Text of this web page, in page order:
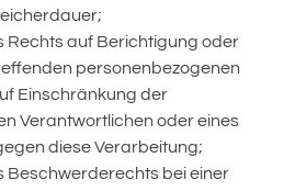
Rechts auf Berichtigung oder
personenbezogenen
Einschränkung der
Verantwortlichen oder eines
diese Verarbeitung;
Beschwerderechts bei einer